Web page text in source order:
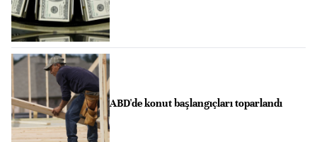
ABD'de konut başlangıçları toparlandı